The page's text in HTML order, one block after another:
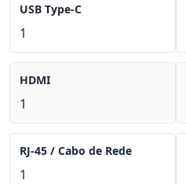
USB Type-C
1
HDMI
1
RJ-45 / Cabo de Rede
1